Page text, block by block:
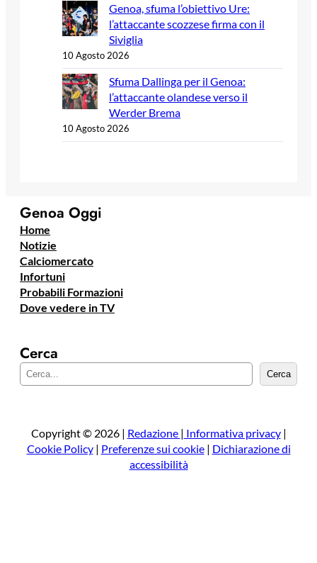
Genoa, sfuma l’obiettivo Ure:
l’attaccante scozzese firma con il
Siviglia
10 Agosto 2026
Sfuma Dallinga per il Genoa:
l’attaccante olandese verso il
Werder Brema
10 Agosto 2026
Genoa Oggi
Home
Notizie
Calciomercato
Infortuni
Probabili Formazioni
Dove vedere in TV
Cerca
e
a
Cerca
Copyright © 2026 | Redazione | Informativa privacy|
Cookie Policy| Preferenze sui cookie| Dichiarazione di
accessibilità